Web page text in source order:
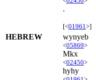
.
[<01961 >]
HEBREW wynyeb
<05869>
Mkx
<02450>
hyhy